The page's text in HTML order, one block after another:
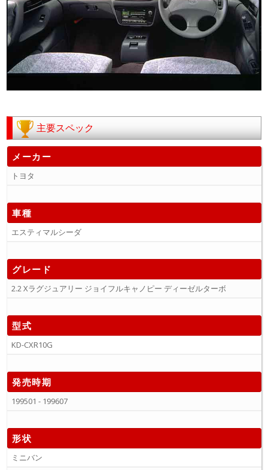
主要スペック
メーカー
トヨタ
車種
エスティマルシーダ
グレード
2.2 Xラグジュアリー ジョイフルキャノピー ディーゼルターボ
型式
KD-CXR10G
発売時期
199501 - 199607
形状
ミニバン